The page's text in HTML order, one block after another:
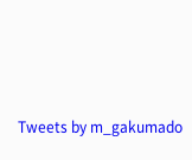
Tweets by m_gakumado